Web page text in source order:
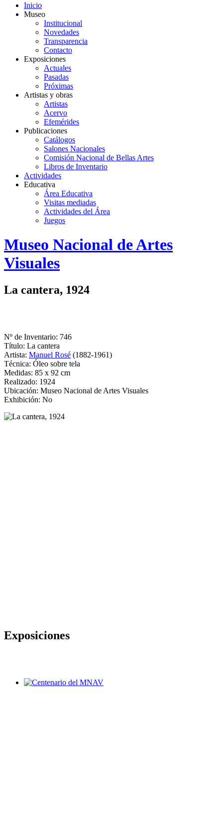
Inicio
Museo
Institucional
Novedades
Transparencia
Contacto
Exposiciones
Actuales
Pasadas
Próximas
Artistas y obras
Artistas
Acervo
Efemérides
Publicaciones
Catálogos
Salones Nacionales
Comisión Nacional de Bellas Artes
Libros de Inventario
Actividades
Educativa
Área Educativa
Visitas mediadas
Actividades del Área
Juegos
Logo
MNAV
Museo Nacional de Artes
Visuales
La cantera, 1924
Nº de Inventario: 746
Título: La cantera
Artista: Manuel Rosé (1882-1961)
Técnica: Óleo sobre tela
Medidas: 85 x 92 cm
Realizado: 1924
Ubicación: Museo Nacional de Artes Visuales
Exhibición: No
Exposiciones